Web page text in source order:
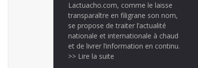
Lactuacho.com, comme le laisse
transparaître en filigrane son nom,
se propose de traiter l’actualité
nationale et internationale à chaud
et de livrer l’information en continu.
>> Lire la suite